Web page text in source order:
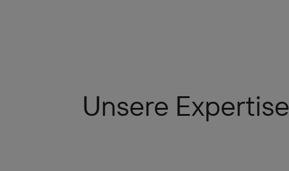
Unsere Expertise